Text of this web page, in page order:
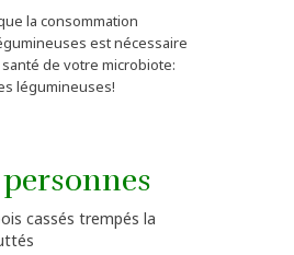
la consommation
est nécessaire
de votre microbiote:
légumineuses!
cassés trempés la